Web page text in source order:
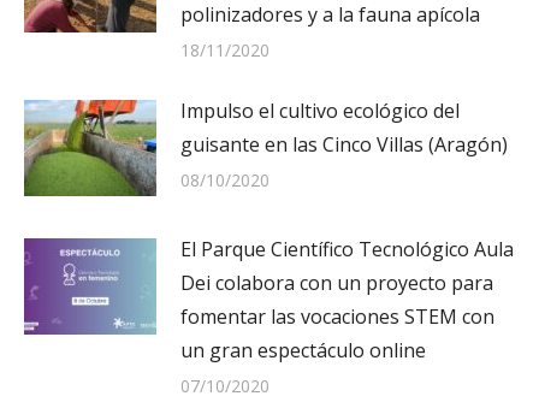
polinizadores y a la fauna apícola
18/11/2020
Impulso el cultivo ecológico del
guisante en las Cinco Villas (Aragón)
08/10/2020
El Parque Científico Tecnológico Aula
Dei colabora con un proyecto para
fomentar las vocaciones STEM con
un gran espectáculo online
07/10/2020